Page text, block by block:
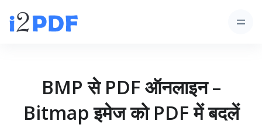
BMP से PDF ऑनलाइन –
Bitmap इमेज को PDF में बदलें